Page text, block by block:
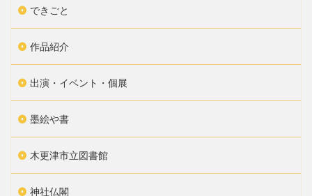
できごと
作品紹介
出演・イベント・個展
墨絵や書
木更津市立図書館
神社仏閣